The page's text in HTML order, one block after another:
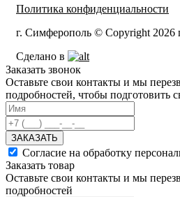
Политика конфиденциальности
г. Симферополь © Copyright 2026
Сделано в
Заказать звонок
Оставьте свои контакты и мы
подробностей, чтобы подготовить
ЗАКАЗАТЬ
Согласие на обработку
Заказать товар
Оставьте свои контакты и мы
подробностей